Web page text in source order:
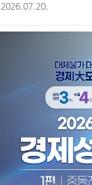
2026.07.20.